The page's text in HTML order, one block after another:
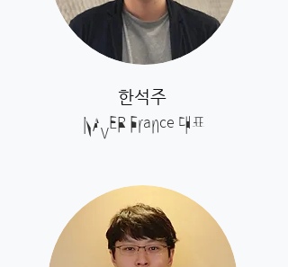
한석주
NAVER France 대표